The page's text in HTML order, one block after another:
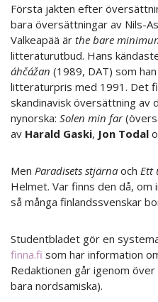
Första jakten efter
bara översättningar av Nils-
Valkeapää är the bare
litteraturutbud. Hans
áhčážan (1989, DAT) som
litteraturpris med 1991. Det
skandinavisk översättning av
nynorska: Solen min far
av Harald Gaski, Jon Todal
Men Paradisets stjärna och Ett
Helmet. Var finns den då,
så många finlandssvenskar
Studentbladet gör en
finna.fi som har information
Redaktionen går igenom
bara nordsamiska).